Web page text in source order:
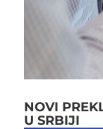
NOVI
U SRBIJI